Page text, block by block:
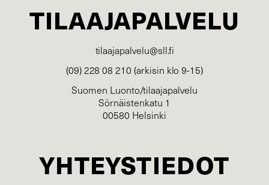
TILAAJAPALVELU
tilaajapalvelu@sll.fi
(09) 228 08 210 (arkisin klo 9-15)
Suomen Luonto/tilaajapalvelu
Sörnäistenkatu 1
00580 Helsinki
YHTEYSTIEDOT